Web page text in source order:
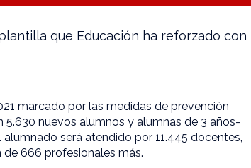
que Educación ha reforzado con
marcado por las medidas de prevención
nuevos alumnos y alumnas de 3 años-
será atendido por 11.445 docentes,
666 profesionales más.